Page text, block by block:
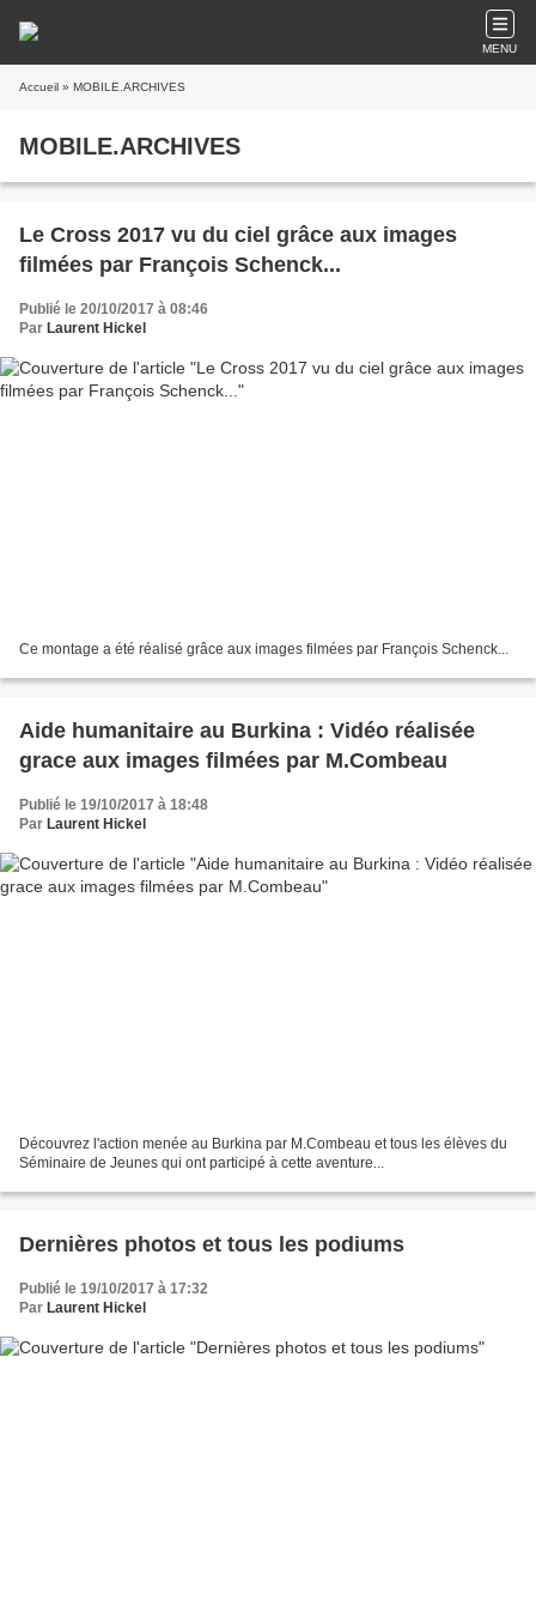
MENU
Accueil » MOBILE.ARCHIVES
MOBILE.ARCHIVES
Le Cross 2017 vu du ciel grâce aux images
filmées par François Schenck...
Publié le 20/10/2017 à 08:46
Par Laurent Hickel
Ce montage a été réalisé grâce aux images filmées par François Schenck...
Aide humanitaire au Burkina : Vidéo réalisée
grace aux images filmées par M.Combeau
Publié le 19/10/2017 à 18:48
Par Laurent Hickel
Découvrez l'action menée au Burkina par M.Combeau et tous les élèves du
Séminaire de Jeunes qui ont participé à cette aventure...
Dernières photos et tous les podiums
Publié le 19/10/2017 à 17:32
Par Laurent Hickel